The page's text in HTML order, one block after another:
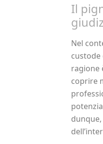
Il
Nel
custode
ragione
coprire